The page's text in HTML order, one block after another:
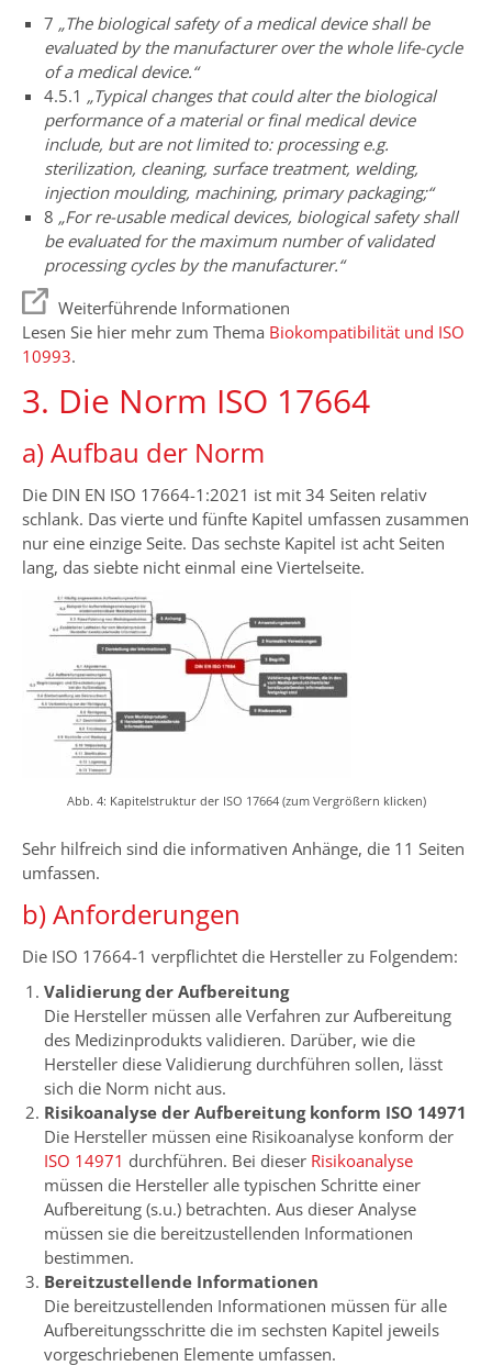
7 „The biological safety of a medical device shall be
evaluated by the manufacturer over the whole life-cycle
of a medical device.“
4.5.1 „Typical changes that could alter the biological
performance of a material or final medical device
include, but are not limited to: processing e.g.
sterilization, cleaning, surface treatment, welding,
injection moulding, machining, primary packaging;“
8 „For re-usable medical devices, biological safety shall
be evaluated for the maximum number of validated
processing cycles by the manufacturer.“
Weiterführende Informationen
Lesen Sie hier mehr zum Thema Biokompatibilität und ISO
10993.
3. Die Norm ISO 17664
a) Aufbau der Norm
Die DIN EN ISO 17664-1:2021 ist mit 34 Seiten relativ
schlank. Das vierte und fünfte Kapitel umfassen zusammen
nur eine einzige Seite. Das sechste Kapitel ist acht Seiten
lang, das siebte nicht einmal eine Viertelseite.
Abb. 4: Kapitelstruktur der ISO 17664 (zum Vergrößern klicken)
Sehr hilfreich sind die informativen Anhänge, die 11 Seiten
umfassen.
b) Anforderungen
Die ISO 17664-1 verpflichtet die Hersteller zu Folgendem:
Validierung der Aufbereitung
Die Hersteller müssen alle Verfahren zur Aufbereitung
des Medizinprodukts validieren. Darüber, wie die
Hersteller diese Validierung durchführen sollen, lässt
sich die Norm nicht aus.
Risikoanalyse der Aufbereitung konform ISO 14971
Die Hersteller müssen eine Risikoanalyse konform der
ISO 14971 durchführen. Bei dieser Risikoanalyse
müssen die Hersteller alle typischen Schritte einer
Aufbereitung (s.u.) betrachten. Aus dieser Analyse
müssen sie die bereitzustellenden Informationen
bestimmen.
Bereitzustellende Informationen
Die bereitzustellenden Informationen müssen für alle
Aufbereitungsschritte die im sechsten Kapitel jeweils
vorgeschriebenen Elemente umfassen.